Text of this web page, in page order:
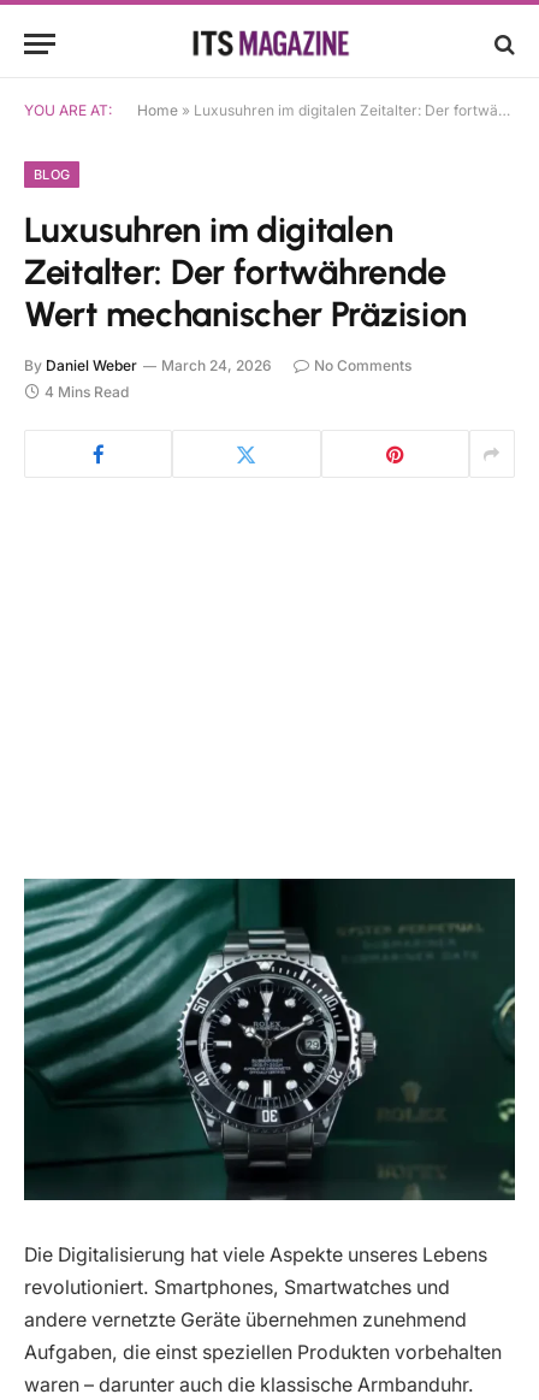
YOU ARE AT: Home » Luxusuhren im digitalen Zeitalter: Der fortwährende Wert mechanischer Präzision
BLOG
Luxusuhren im digitalen
Zeitalter: Der fortwährende
Wert mechanischer Präzision
By Daniel Weber March 24, 2026
No Comments
4 Mins Read
Die Digitalisierung hat viele Aspekte unseres Lebens
revolutioniert. Smartphones, Smartwatches und
andere vernetzte Geräte übernehmen zunehmend
Aufgaben, die einst speziellen Produkten vorbehalten
waren – darunter auch die klassische Armbanduhr.